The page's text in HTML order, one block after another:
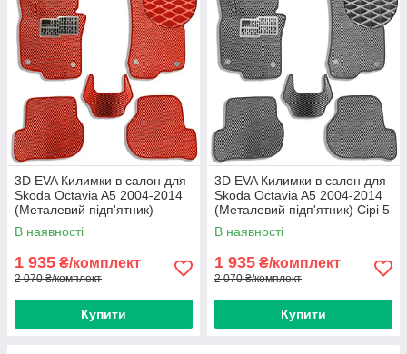
3D EVA Килимки в салон для
Skoda Octavia A5 2004-2014
(Металевий підп'ятник)
Червоні 5 шт
В наявності
1 935 ₴/комплект
2 070 ₴/комплект
Купити
3D EVA Килимки в салон для
Skoda Octavia A5 2004-2014
(Металевий підп'ятник) Сірі 5
шт
В наявності
1 935 ₴/комплект
2 070 ₴/комплект
Купити